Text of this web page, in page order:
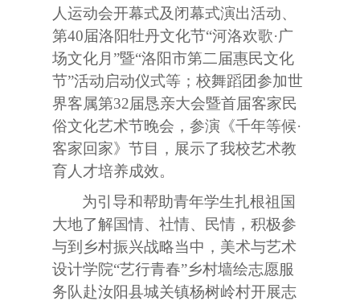
人运动会开幕式及闭幕式演出活动、
第40届洛阳牡丹文化节“河洛欢歌·广
场文化月”暨“洛阳市第二届惠民文化
节”活动启动仪式等；校舞蹈团参加世
界客属第32届恳亲大会暨首届客家民
俗文化艺术节晚会，参演《千年等候·
客家回家》节目，展示了我校艺术教
育人才培养成效。
为引导和帮助青年学生扎根祖国
大地了解国情、社情、民情，积极参
与到乡村振兴战略当中，美术与艺术
设计学院“艺行青春”乡村墙绘志愿服
务队赴汝阳县城关镇杨树岭村开展志